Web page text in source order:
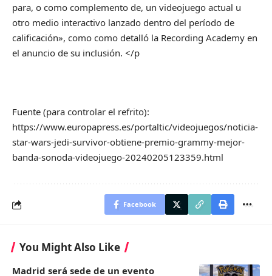
para, o como complemento de, un videojuego actual u
otro medio interactivo lanzado dentro del período de
calificación», como como detalló la Recording Academy en
el anuncio de su inclusión. </p
Fuente (para controlar el refrito):
https://www.europapress.es/portaltic/videojuegos/noticia-
star-wars-jedi-survivor-obtiene-premio-grammy-mejor-
banda-sonoda-videojuego-20240205123359.html
Facebook
You Might Also Like
Madrid será sede de un evento